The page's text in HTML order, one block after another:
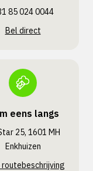
85 024 0044
Bel direct
eens langs
25, 1601 MH
Enkhuizen